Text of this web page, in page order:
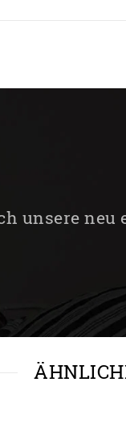
unsere